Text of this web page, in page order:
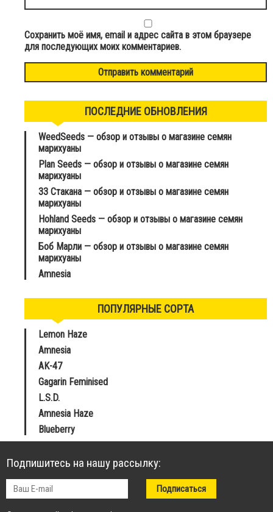
Сохранить моё имя, email и адрес сайта в этом браузере
для последующих моих комментариев.
ПОСЛЕДНИЕ ОБНОВЛЕНИЯ
WeedSeeds — обзор и отзывы о магазине семян
марихуаны
Plan Seeds — обзор и отзывы о магазине семян
марихуаны
33 Стакана — обзор и отзывы о магазине семян
марихуаны
Hohland Seeds — обзор и отзывы о магазине семян
марихуаны
Боб Марли — обзор и отзывы о магазине семян
марихуаны
Amnesia
ПОПУЛЯРНЫЕ СОРТА
Lemon Haze
Amnesia
AK-47
Gagarin Feminised
L.S.D.
Amnesia Haze
Blueberry
Подпишитесь на нашу рассылку: